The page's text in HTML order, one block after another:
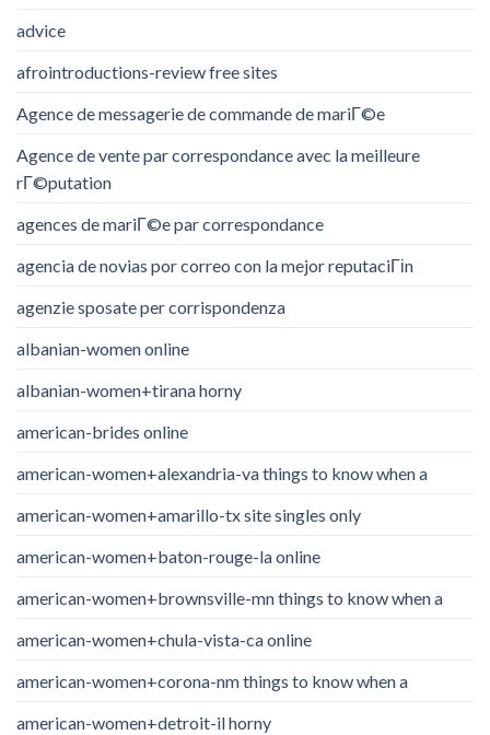
advice
afrointroductions-review free sites
Agence de messagerie de commande de mariГ©e
Agence de vente par correspondance avec la meilleure
rГ©putation
agences de mariГ©e par correspondance
agencia de novias por correo con la mejor reputaciГіn
agenzie sposate per corrispondenza
albanian-women online
albanian-women+tirana horny
american-brides online
american-women+alexandria-va things to know when a
american-women+amarillo-tx site singles only
american-women+baton-rouge-la online
american-women+brownsville-mn things to know when a
american-women+chula-vista-ca online
american-women+corona-nm things to know when a
american-women+detroit-il horny